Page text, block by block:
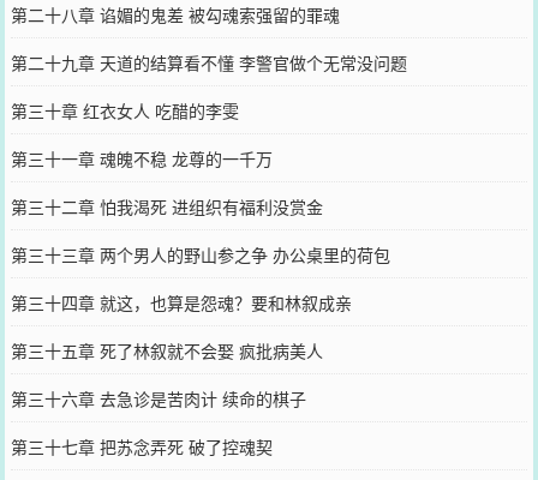
第二十八章 谄媚的鬼差 被勾魂索强留的罪魂
第二十九章 天道的结算看不懂 李警官做个无常没问题
第三十章 红衣女人 吃醋的李雯
第三十一章 魂魄不稳 龙尊的一千万
第三十二章 怕我渴死 进组织有福利没赏金
第三十三章 两个男人的野山参之争 办公桌里的荷包
第三十四章 就这，也算是怨魂？要和林叙成亲
第三十五章 死了林叙就不会娶 疯批病美人
第三十六章 去急诊是苦肉计 续命的棋子
第三十七章 把苏念弄死 破了控魂契